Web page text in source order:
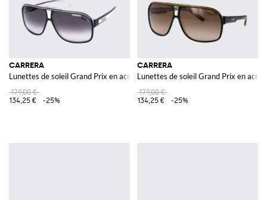
CARRERA
Lunettes de soleil Grand Prix en acétate
179,00 €
134,25 €
-25%
CARRERA
Lunettes de soleil Grand Prix en
179,00 €
134,25 €
-25%